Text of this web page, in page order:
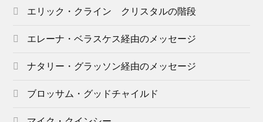
エリック・クライン クリスタルの階段
エレーナ・ベラスケス経由のメッセージ
ナタリー・グラッソン経由のメッセージ
ブロッサム・グッドチャイルド